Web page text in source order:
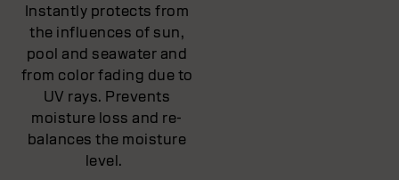
Instantly protects from
the influences of sun,
pool and seawater and
from color fading due to
UV rays. Prevents
moisture loss and re-
balances the moisture
level.